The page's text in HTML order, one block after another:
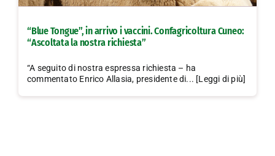
Lavora con noi
“Blue Tongue”, in arrivo i vaccini. Confagricoltura Cuneo:
“Ascoltata la nostra richiesta”
“A seguito di nostra espressa richiesta – ha
commentato Enrico Allasia, presidente di... [Leggi di più]